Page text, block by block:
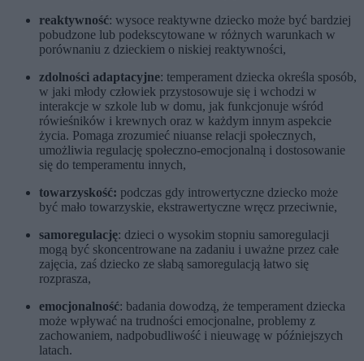
reaktywność: wysoce reaktywne dziecko może być bardziej
pobudzone lub podekscytowane w różnych warunkach w
porównaniu z dzieckiem o niskiej reaktywności,
zdolności adaptacyjne: temperament dziecka określa sposób,
w jaki młody człowiek przystosowuje się i wchodzi w
interakcje w szkole lub w domu, jak funkcjonuje wśród
rówieśników i krewnych oraz w każdym innym aspekcie
życia. Pomaga zrozumieć niuanse relacji społecznych,
umożliwia regulację społeczno-emocjonalną i dostosowanie
się do temperamentu innych,
towarzyskość: podczas gdy introwertyczne dziecko może
być mało towarzyskie, ekstrawertyczne wręcz przeciwnie,
samoregulację: dzieci o wysokim stopniu samoregulacji
mogą być skoncentrowane na zadaniu i uważne przez całe
zajęcia, zaś dziecko ze słabą samoregulacją łatwo się
rozprasza,
emocjonalność: badania dowodzą, że temperament dziecka
może wpływać na trudności emocjonalne, problemy z
zachowaniem, nadpobudliwość i nieuwagę w późniejszych
latach.